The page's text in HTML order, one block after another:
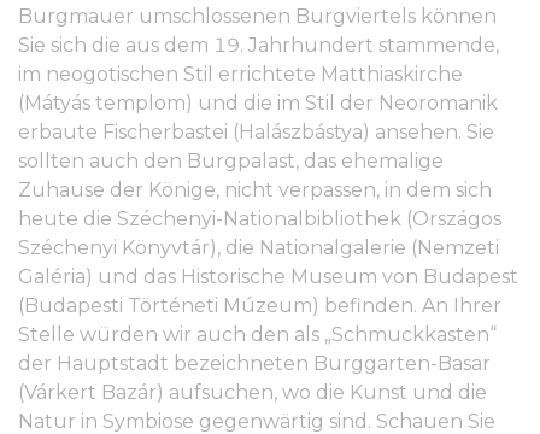
Burgmauer umschlossenen Burgviertels können
Sie sich die aus dem 19. Jahrhundert stammende,
im neogotischen Stil errichtete Matthiaskirche
(Mátyás templom) und die im Stil der Neoromanik
erbaute Fischerbastei (Halászbástya) ansehen. Sie
sollten auch den Burgpalast, das ehemalige
Zuhause der Könige, nicht verpassen, in dem sich
heute die Széchenyi-Nationalbibliothek (Országos
Széchenyi Könyvtár), die Nationalgalerie (Nemzeti
Galéria) und das Historische Museum von Budapest
(Budapesti Történeti Múzeum) befinden. An Ihrer
Stelle würden wir auch den als „Schmuckkasten“
der Hauptstadt bezeichneten Burggarten-Basar
(Várkert Bazár) aufsuchen, wo die Kunst und die
Natur in Symbiose gegenwärtig sind. Schauen Sie